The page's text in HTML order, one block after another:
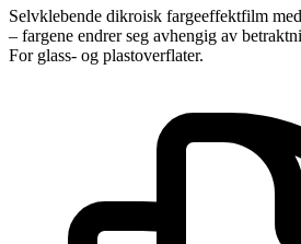
Selvklebende dikroisk fargeeffektfilm
– fargene endrer seg avhengig av
For glass- og plastoverflater.